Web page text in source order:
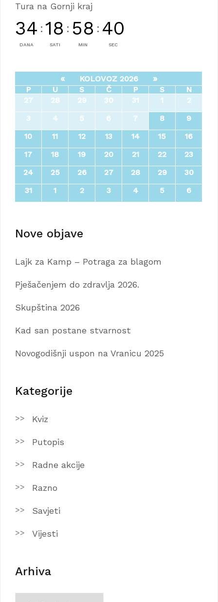
Tura na Gornji kraj
34
DANA
: 18
SATI
: 58
MIN
: 39
SEC
« KOLOVOZ 2026 »
P U S Č P S
N
27
28 29 30 31 1
2
3
4 5 6 7 8
9
10
11 12 13 14 15
16
17
18 19 20 21 22
23
24
25 26 27 28 29
30
31
1 2 3 4 5 6
Nove objave
Lajk za Kamp – Potraga za blagom
Pješačenjem do zdravlja 2026.
Skupština 2026
Kad san postane stvarnost
Novogodišnji uspon na Vranicu 2025
Kategorije
Kviz
Putopis
Radne akcije
Razno
Savjeti
Vijesti
Arhiva